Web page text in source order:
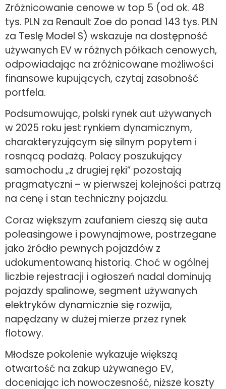
Zróżnicowanie cenowe w top 5 (od ok. 48
tys. PLN za Renault Zoe do ponad 143 tys. PLN
za Teslę Model S) wskazuje na dostępność
używanych EV w różnych półkach cenowych,
odpowiadając na zróżnicowane możliwości
finansowe kupujących, czytaj zasobność
portfela.
Podsumowując, polski rynek aut używanych
w 2025 roku jest rynkiem dynamicznym,
charakteryzującym się silnym popytem i
rosnącą podażą. Polacy poszukujący
samochodu „z drugiej ręki” pozostają
pragmatyczni – w pierwszej kolejności patrzą
na cenę i stan techniczny pojazdu.
Coraz większym zaufaniem cieszą się auta
poleasingowe i powynajmowe, postrzegane
jako źródło pewnych pojazdów z
udokumentowaną historią. Choć w ogólnej
liczbie rejestracji i ogłoszeń nadal dominują
pojazdy spalinowe, segment używanych
elektryków dynamicznie się rozwija,
napędzany w dużej mierze przez rynek
flotowy.
Młodsze pokolenie wykazuje większą
otwartość na zakup używanego EV,
doceniając ich nowoczesność, niższe koszty